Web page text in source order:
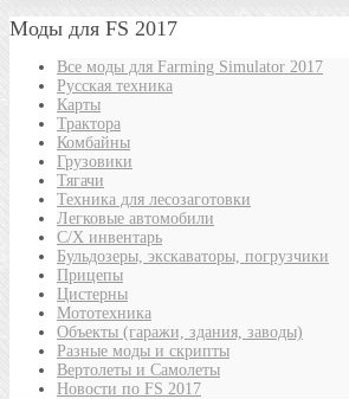
Моды для FS 2017
Все моды для Farming Simulator 2017
Русская техника
Карты
Трактора
Комбайны
Грузовики
Тягачи
Техника для лесозаготовки
Легковые автомобили
С/Х инвентарь
Бульдозеры, экскаваторы, погрузчики
Прицепы
Цистерны
Мототехника
Объекты (гаражи, здания, заводы)
Разные моды и скрипты
Вертолеты и Самолеты
Новости по FS 2017